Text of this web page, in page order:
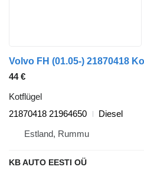
44 €
Kotflügel
21870418 21964650
Diesel
Estland, Rummu
KB AUTO EESTI OÜ